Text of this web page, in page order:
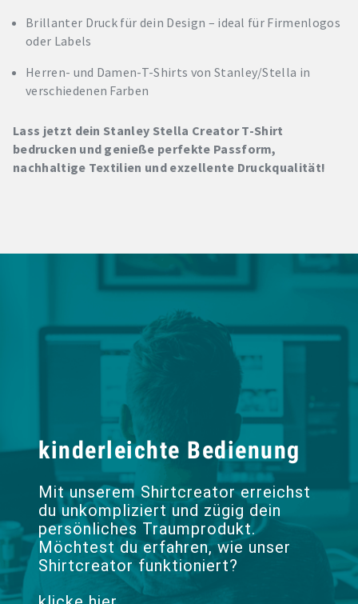
Brillanter Druck für dein Design – ideal für Firmenlogos
oder Labels
Herren- und Damen-T-Shirts von Stanley/Stella in
verschiedenen Farben
Lass jetzt dein Stanley Stella Creator T-Shirt
bedrucken und genieße perfekte Passform,
nachhaltige Textilien und exzellente Druckqualität!
kinderleichte Bedienung
Mit unserem Shirtcreator erreichst
du unkompliziert und zügig dein
persönliches Traumprodukt.
Möchtest du erfahren, wie unser
Shirtcreator funktioniert?